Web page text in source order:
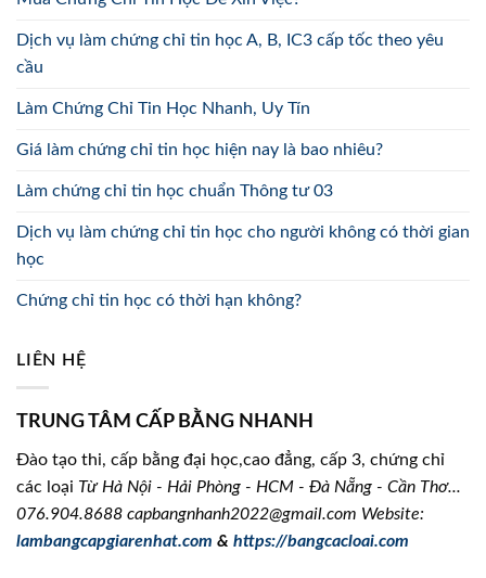
Dịch vụ làm chứng chỉ tin học A, B, IC3 cấp tốc theo yêu
cầu
Làm Chứng Chỉ Tin Học Nhanh, Uy Tín
Giá làm chứng chỉ tin học hiện nay là bao nhiêu?
Làm chứng chỉ tin học chuẩn Thông tư 03
Dịch vụ làm chứng chỉ tin học cho người không có thời gian
học
Chứng chỉ tin học có thời hạn không?
LIÊN HỆ
TRUNG TÂM CẤP BẰNG NHANH
Đào tạo thi, cấp bằng đại học,cao đẳng, cấp 3, chứng chỉ
các loại Từ Hà Nội - Hải Phòng - HCM - Đà Nẵng - Cần Thơ...
076.904.8688 capbangnhanh2022@gmail.com Website:
lambangcapgiarenhat.com & https://bangcacloai.com